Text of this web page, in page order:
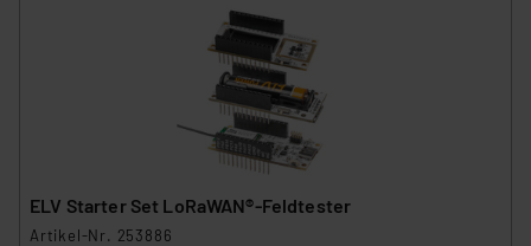
ELV Starter Set LoRaWAN®-Feldtester
Artikel-Nr. 253886